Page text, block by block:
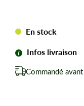
Chaîne
du bûcheronnage.
Pour OLEO-MAC-
En stock
Infos livraison
Commandé